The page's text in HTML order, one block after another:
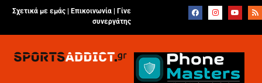
Σχετικά με εμάς | Επικοινωνία
Γίνε
συνεργάτης